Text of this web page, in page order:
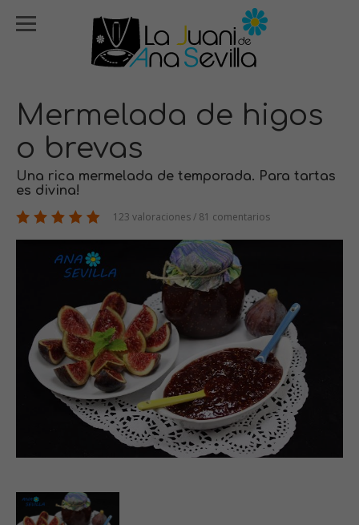
Mermelada de higos
o brevas
Una rica mermelada de temporada. Para tartas
es divina!
123 valoraciones / 81 comentarios